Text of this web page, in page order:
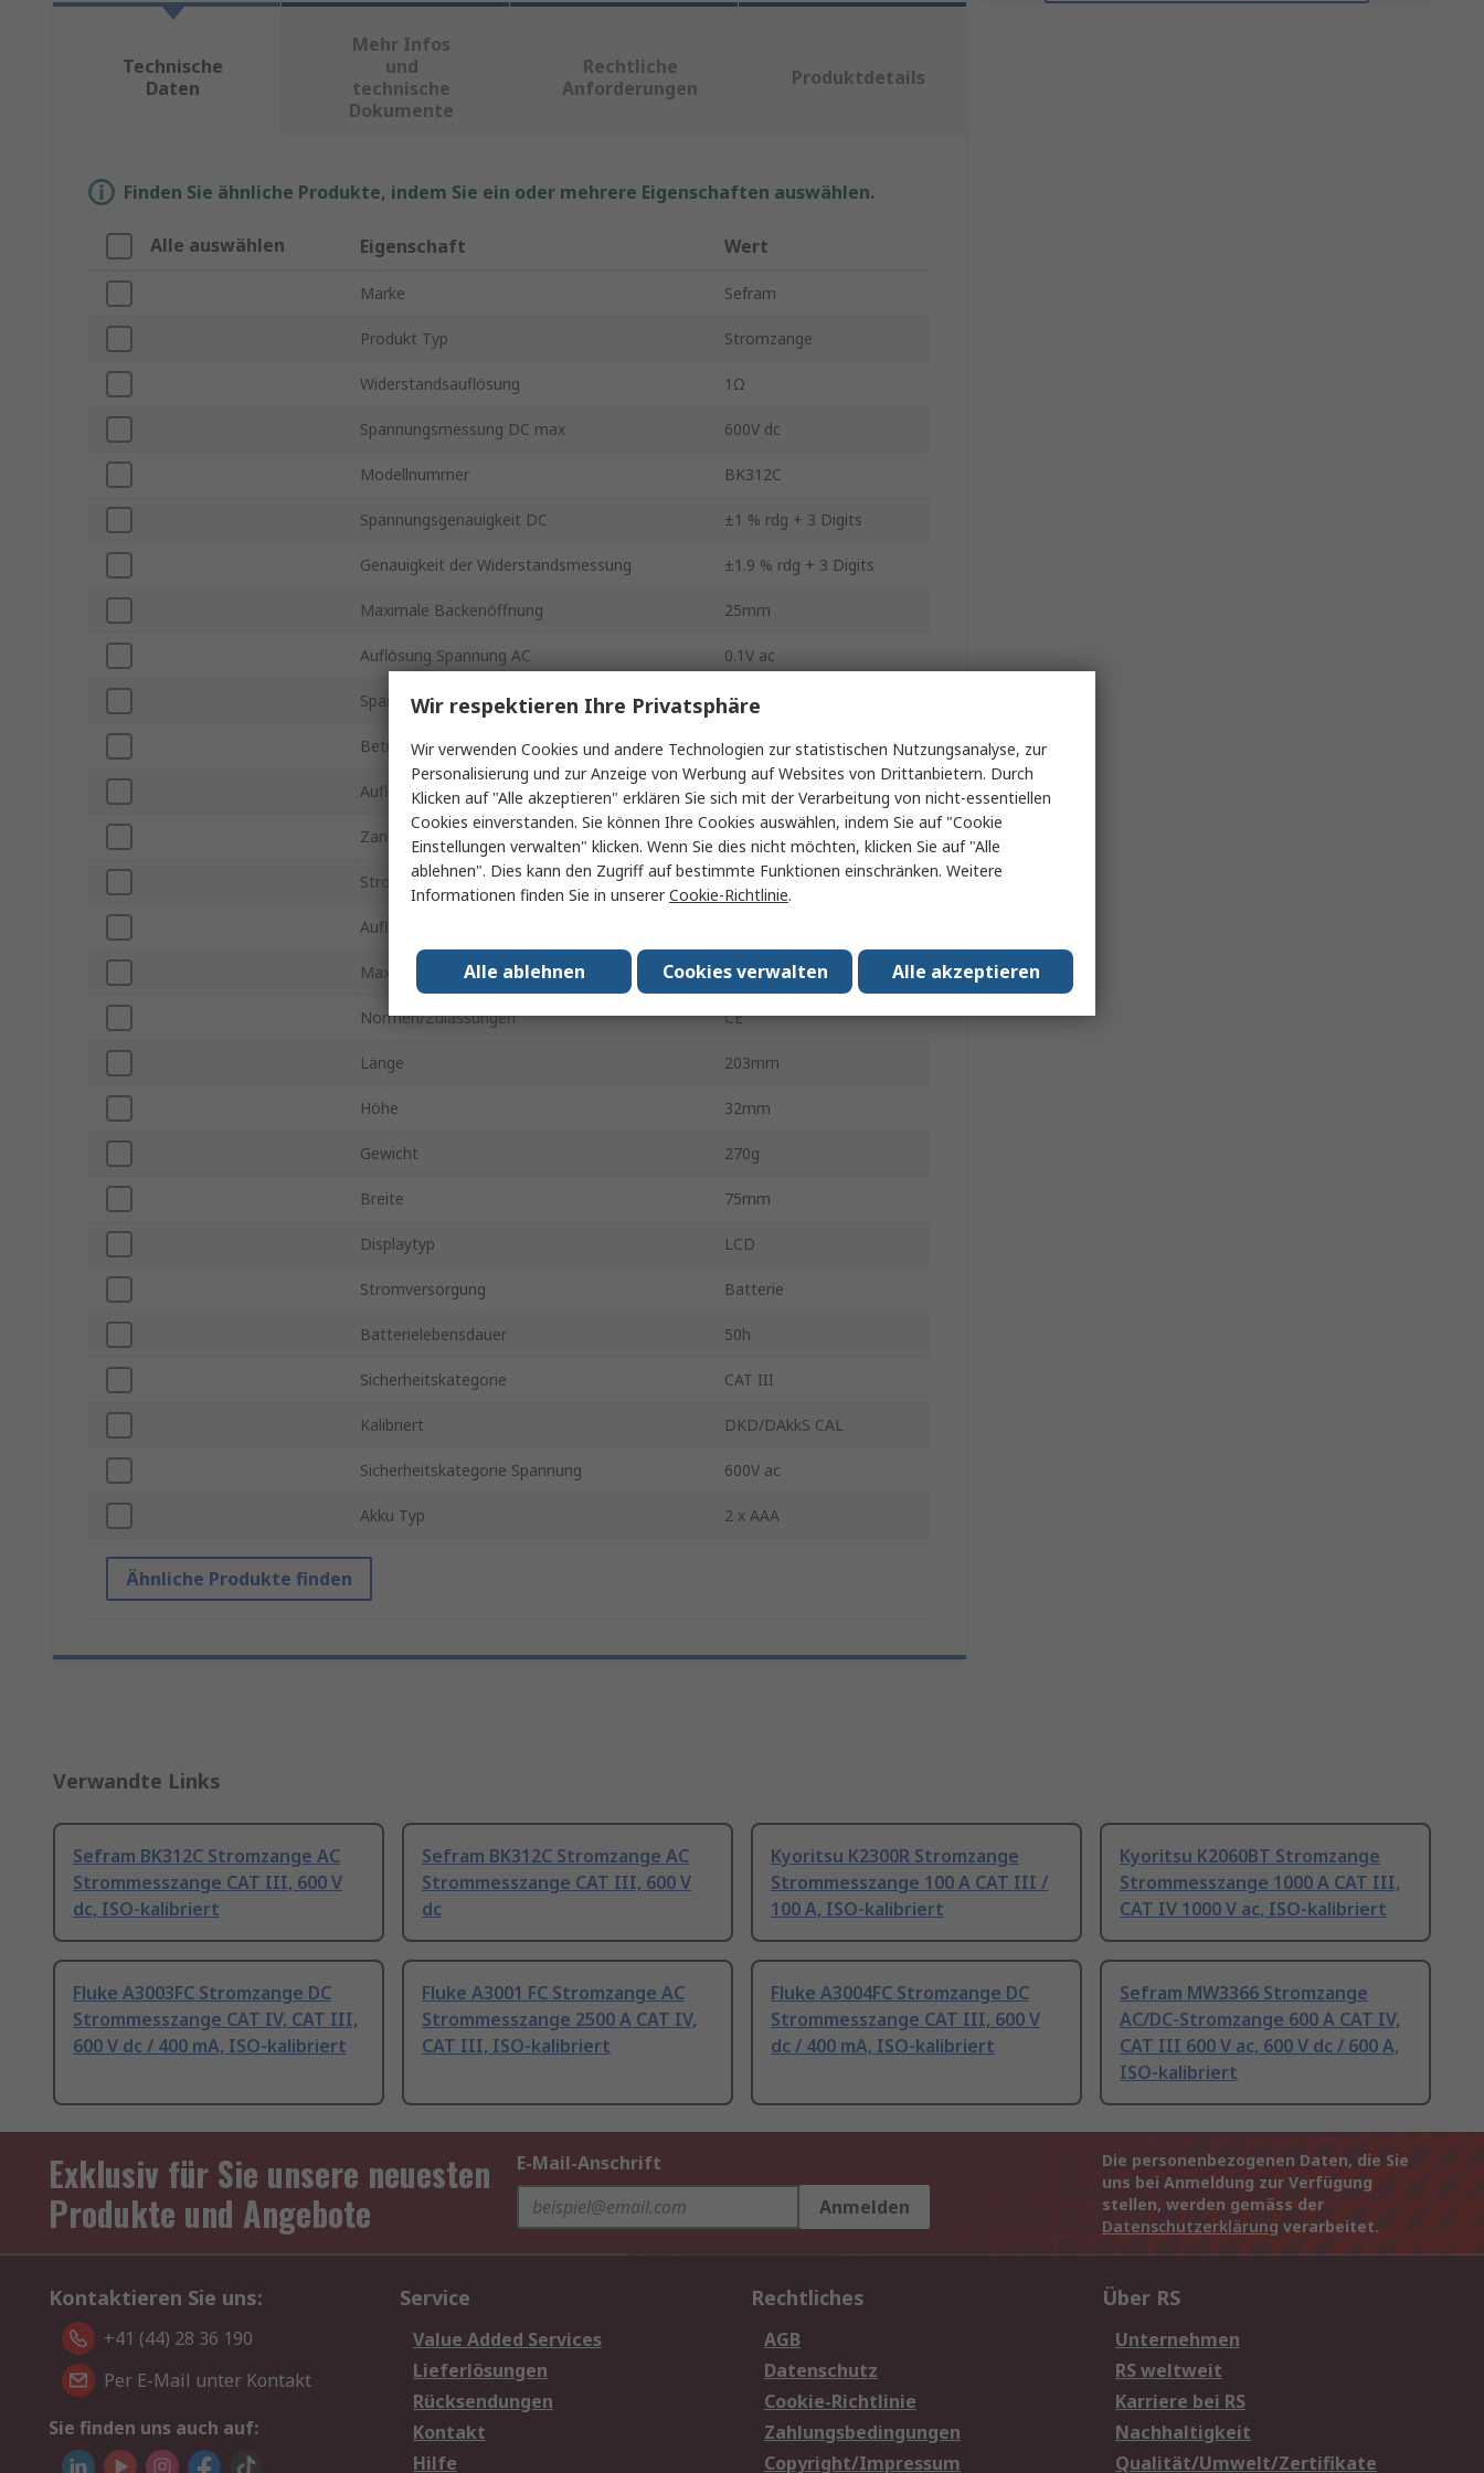
Technische
Daten
Mehr Infos
und
technische
Dokumente
Rechtliche
Anforderungen
Produktdetails
Finden Sie ähnliche Produkte, indem Sie ein oder mehrere Eigenschaften auswählen.
Alle auswählen Eigenschaft Wert
Marke Sefram
Produkt Typ Stromzange
Widerstandsauflösung 1Ω
Spannungsmessung DC max 600V dc
Modellnummer BK312C
Spannungsgenauigkeit DC ±1 % rdg + 3 Digits
Genauigkeit der Widerstandsmessung ±1.9 % rdg + 3 Digits
Maximale Backenöffnung 25mm
Auflösung Spannung AC 0.1V ac
Spannungsgenauigkeit AC ±1.2 % rdg + 3 Digits
Betriebstemperatur min. 0°C
Auflösung Strom AC 0.01A
Zangenmessgerät Typ AC Strommesszange
Stromgenauigkeit AC ±1.9 % rdg + 3 Digits
Auflösung Spannung DC
Maximale Betriebstemperatur 40°C
Normen/Zulassungen CE
Länge 203mm
Höhe 32mm
Gewicht 270g
Breite 75mm
Displaytyp LCD
Stromversorgung Batterie
Batterielebensdauer 50h
Sicherheitskategorie CAT III
Kalibriert DKD/DAkkS CAL
Sicherheitskategorie Spannung 600V ac
Akku Typ 2 x AAA
Ähnliche Produkte finden
Verwandte Links
Sefram BK312C Stromzange AC
Strommesszange CAT III, 600 V
dc, ISO-kalibriert
Sefram BK312C Stromzange AC
Strommesszange CAT III, 600 V
dc
Kyoritsu K2300R Stromzange
Strommesszange 100 A CAT III /
100 A, ISO-kalibriert
Kyoritsu K2060BT Stromzange
Strommesszange 1000 A CAT III,
CAT IV 1000 V ac, ISO-kalibriert
Fluke A3003FC Stromzange DC
Strommesszange CAT IV, CAT III,
600 V dc / 400 mA, ISO-kalibriert
Fluke A3001 FC Stromzange AC
Strommesszange 2500 A CAT IV,
CAT III, ISO-kalibriert
Fluke A3004FC Stromzange DC
Strommesszange CAT III, 600 V
dc / 400 mA, ISO-kalibriert
Sefram MW3366 Stromzange
AC/DC-Stromzange 600 A CAT IV,
CAT III 600 V ac, 600 V dc / 600 A,
ISO-kalibriert
Exklusiv für Sie unsere neuesten
Produkte und Angebote
E-Mail-Anschrift
Anmelden
Die personenbezogenen Daten, die Sie
uns bei Anmeldung zur Verfügung
stellen, werden gemäss der
Datenschutzerklärung verarbeitet.
Kontaktieren Sie uns:
+41 (44) 28 36 190
Per E-Mail unter Kontakt
Sie finden uns auch auf:
Service
Value Added Services
Lieferlösungen
Rücksendungen
Kontakt
Hilfe
Rechtliches
AGB
Datenschutz
Cookie-Richtlinie
Zahlungsbedingungen
Copyright/Impressum
Über RS
Unternehmen
RS weltweit
Karriere bei RS
Nachhaltigkeit
Qualität/Umwelt/Zertifikate
Wir respektieren Ihre Privatsphäre
Wir verwenden Cookies und andere Technologien zur statistischen Nutzungsanalyse, zur
Personalisierung und zur Anzeige von Werbung auf Websites von Drittanbietern. Durch
Klicken auf "Alle akzeptieren" erklären Sie sich mit der Verarbeitung von nicht-essentiellen
Cookies einverstanden. Sie können Ihre Cookies auswählen, indem Sie auf "Cookie
Einstellungen verwalten" klicken. Wenn Sie dies nicht möchten, klicken Sie auf "Alle
ablehnen". Dies kann den Zugriff auf bestimmte Funktionen einschränken. Weitere
Informationen finden Sie in unsererCookie-Richtlinie.
Alle akzeptieren
Cookies verwalten
Alle ablehnen